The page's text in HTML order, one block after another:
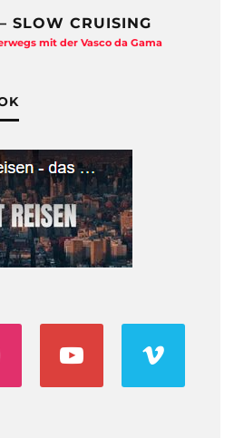
SLOW CRUISING
mit der Vasco da Gama